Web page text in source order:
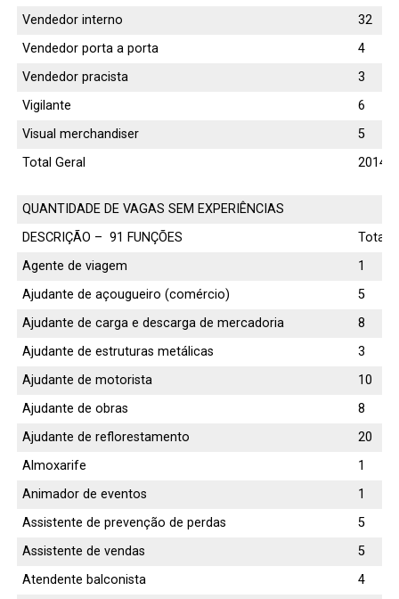
Vendedor interno
32
Vendedor porta a porta
4
Vendedor pracista
3
Vigilante
6
Visual merchandiser
5
Total Geral
2014
QUANTIDADE DE VAGAS SEM EXPERIÊNCIAS
DESCRIÇÃO – 91 FUNÇÕES
Total
Agente de viagem
1
Ajudante de açougueiro (comércio)
5
Ajudante de carga e descarga de mercadoria
8
Ajudante de estruturas metálicas
3
Ajudante de motorista
10
Ajudante de obras
8
Ajudante de reflorestamento
20
Almoxarife
1
Animador de eventos
1
Assistente de prevenção de perdas
5
Assistente de vendas
5
Atendente balconista
4